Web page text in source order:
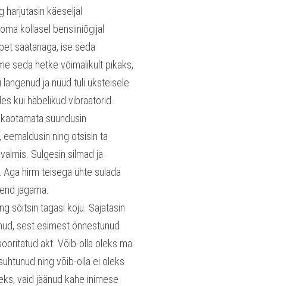
käeseljal
kollasel bensiiniõgijal
saatanaga, ise seda
seda hetke võimalikult pikaks,
ja nüüd tuli üksteisele
kui häbelikud vibraatorid.
suundusin
ning otsisin ta
Sulgesin silmad ja
hirm teisega ühte sulada
jagama.
sõitsin tagasi koju. Sajatasin
sest esimest õnnestunud
akt. Võib-olla oleks ma
ning võib-olla ei oleks
vaid jäänud kahe inimese